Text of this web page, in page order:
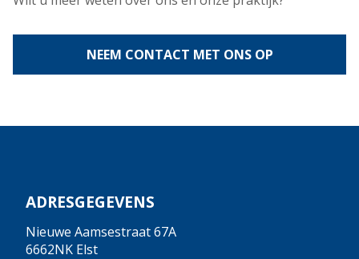
NEEM CONTACT MET ONS OP
ADRESGEGEVENS
Nieuwe Aamsestraat 67A
6662NK Elst